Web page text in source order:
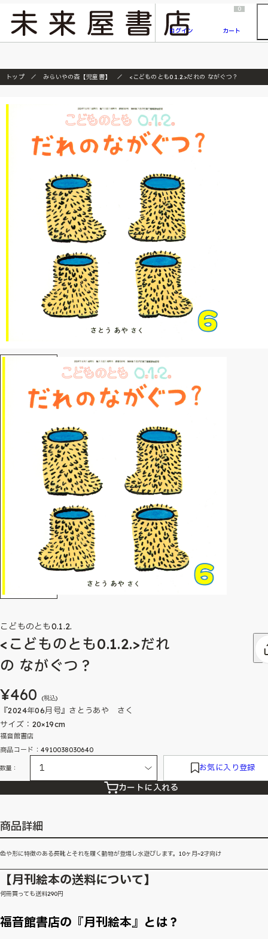
『ONE PIECE magazine 021 ONE PIECEカード付き同梱版』発売延期のご案内
ログイン
0
カート
トップ みらいやの森【児童書】 <こどものとも0.1.2.>だれの ながぐつ？
こどものとも0.1.2.
<こどものとも0.1.2.>だれ
の ながぐつ？
¥460 (税込)
『2024年06月号』さとうあや さく
サイズ：20×19cm
福音館書店
商品コード：4910038030640
数量： お気に入り登録
カートに入れる
商品詳細
色や形に特徴のある長靴とそれを履く動物が登場し水遊びします。10ヶ月~2才向け
【月刊絵本の送料について】
何冊買っても送料290円
福音館書店の『月刊絵本』とは？